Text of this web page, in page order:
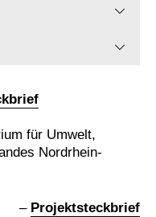
für Umwelt,
Nordrhein-
– Projektsteckbrief